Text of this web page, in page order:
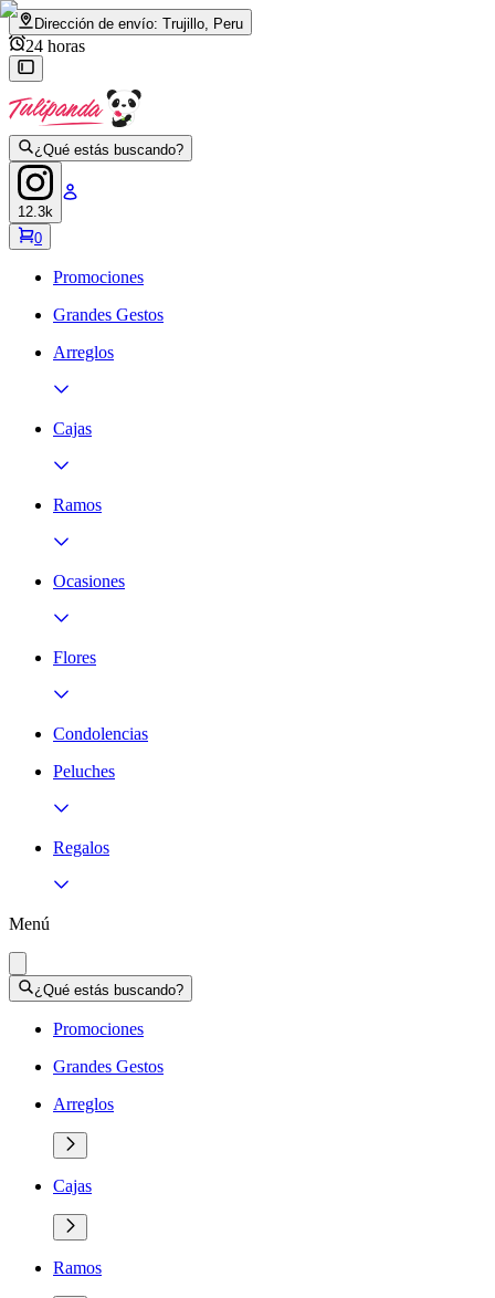
Dirección de envío: Trujillo, Peru
24 horas
¿Qué estás buscando?
12.3k
0
Promociones
Grandes Gestos
Arreglos
Cajas
Ramos
Ocasiones
Flores
Condolencias
Peluches
Regalos
Menú
¿Qué estás buscando?
Promociones
Grandes Gestos
Arreglos
Cajas
Ramos